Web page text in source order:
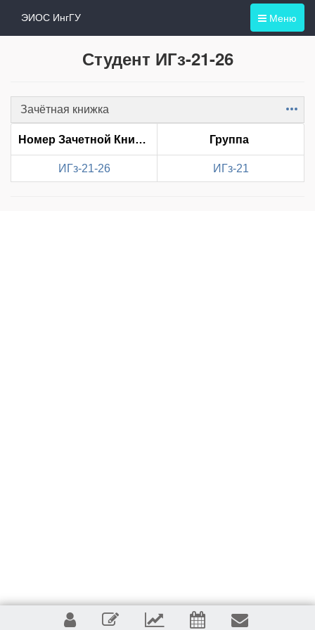
Меню
ЭИОС ИнгГУ
Студент ИГз-21-26
Зачётная книжка Item
Номер Зачетной Книжки Группа
ИГз-21-26 ИГз-21